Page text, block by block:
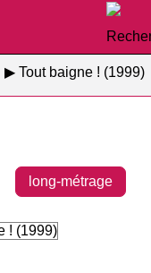
Tout baigne ! (1999)
long-métrage